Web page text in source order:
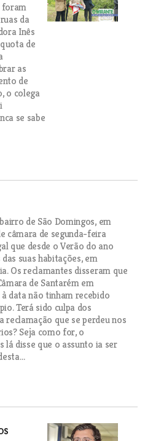
foram
da
Inês
de
as
de
o colega
se sabe
de São Domingos, em
câmara de segunda-feira
que desde o Verão do ano
suas habitações, em
Os reclamantes disseram que
de Santarém em
data não tinham recebido
Terá sido culpa dos
reclamação que se perdeu nos
Seja como for, o
lá disse que o assunto ia ser